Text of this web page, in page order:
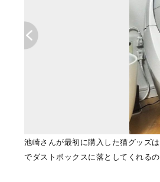
池崎さんが最初に購入した猫グッズ
でダストボックスに落としてくれる